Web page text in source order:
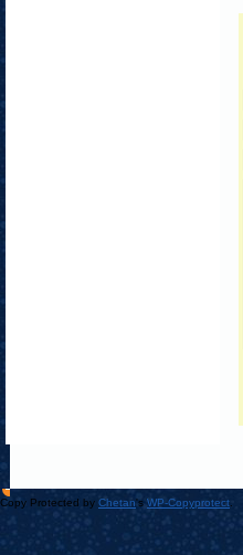
Copy Protected by Chetan's WP-Copyprotect